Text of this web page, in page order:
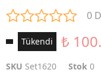
0
Tükendi ₺
SKU Set1620 Stok 0